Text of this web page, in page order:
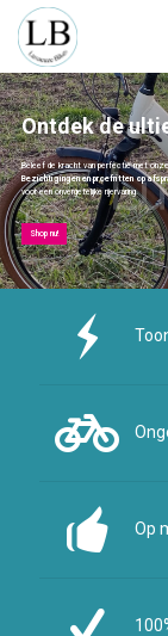
Beleef de kracht van perfectie met
Bezichtigingen en proefritten op
voor een onvergetelijke rijervaring.
Ontdek de
Shop nu!
Op